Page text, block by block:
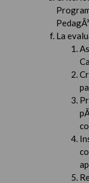
La